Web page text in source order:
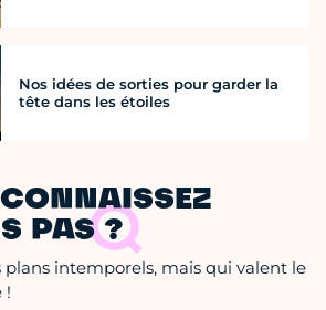
Nos idées de sorties pour garder la
tête dans les étoiles
PAS ?
plans intemporels, mais qui valent le
!